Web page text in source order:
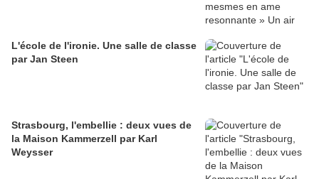
L'école de l'ironie. Une salle de classe
par Jan Steen
Strasbourg, l'embellie : deux vues de
la Maison Kammerzell par Karl
Weysser